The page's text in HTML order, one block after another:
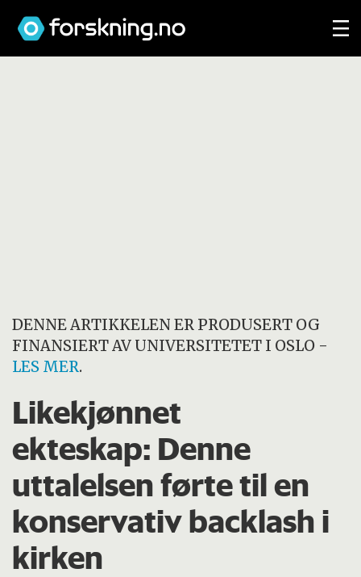
DENNE ARTIKKELEN ER PRODUSERT OG
FINANSIERT AV UNIVERSITETET I OSLO -
LES MER.
Likekjønnet
ekteskap: Denne
uttalelsen førte til en
konservativ backlash i
kirken